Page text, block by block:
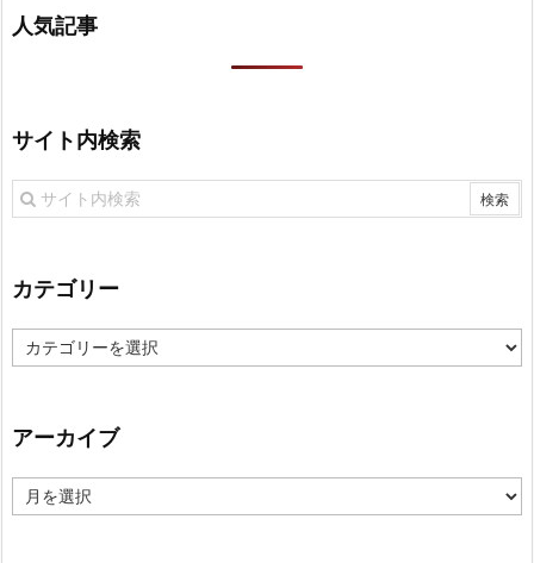
人気記事
サイト内検索
カテゴリー
テ
ー
アーカイブ
ー